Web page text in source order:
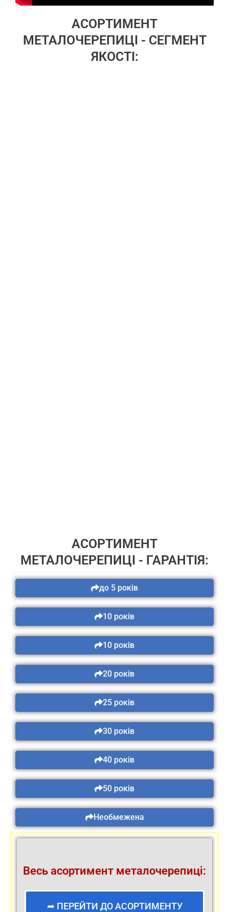
АСОРТИМЕНТ
МЕТАЛОЧЕРЕПИЦІ - СЕГМЕНТ
ЯКОСТІ:
АСОРТИМЕНТ
МЕТАЛОЧЕРЕПИЦІ - ГАРАНТІЯ:
до 5 років
10 років
10 років
20 років
25 років
30 років
40 років
50 років
Необмежена
Весь асортимент металочерепиці:
➦ ПЕРЕЙТИ ДО АСОРТИМЕНТУ